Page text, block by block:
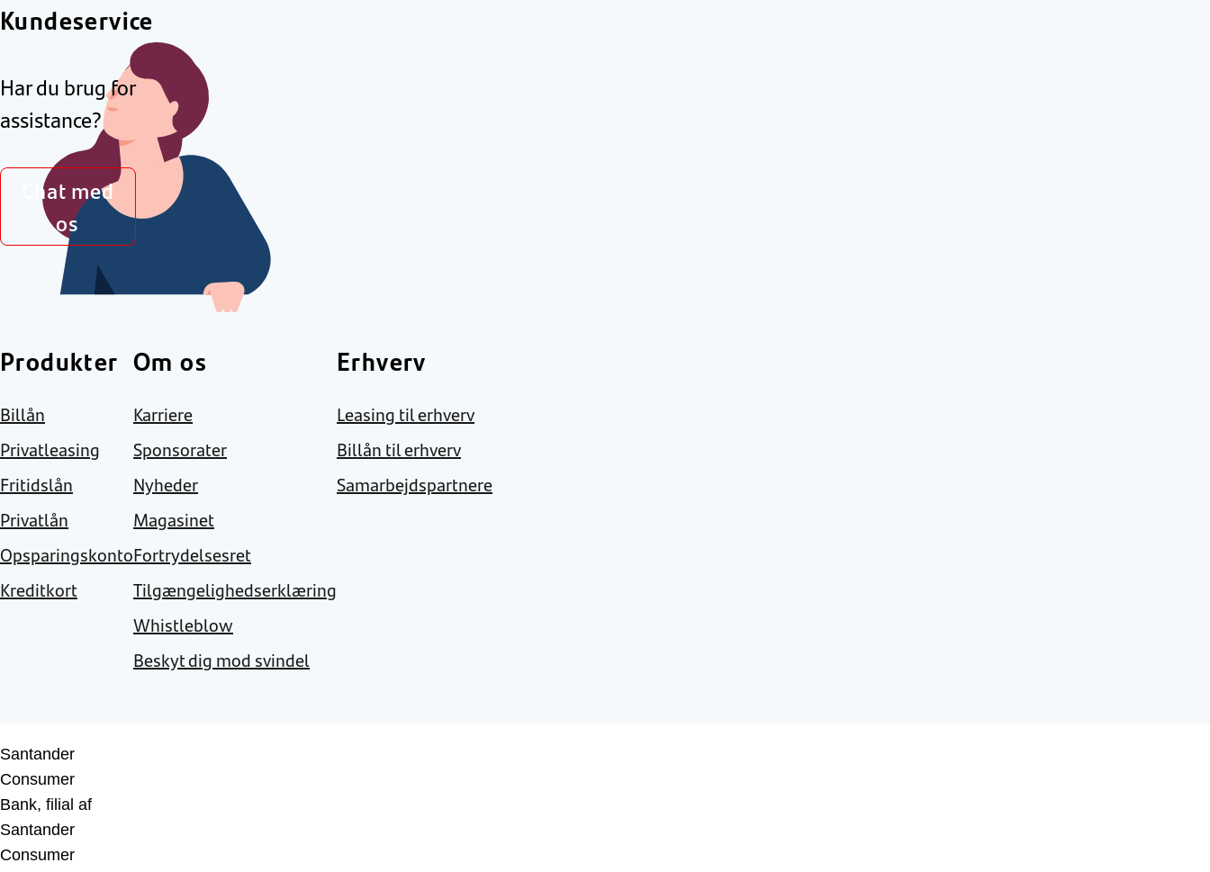
Kundeservice
Har du brug for
assistance?
Chat med
os
Produkter
Billån
Privatleasing
Fritidslån
Privatlån
Opsparingskonto
Kreditkort
Om os
Karriere
Sponsorater
Nyheder
Magasinet
Fortrydelsesret
Tilgængelighedserklæring
Whistleblow
Beskyt dig mod svindel
Erhverv
Leasing til erhverv
Billån til erhverv
Samarbejdspartnere
Santander
Consumer
Bank, filial af
Santander
Consumer